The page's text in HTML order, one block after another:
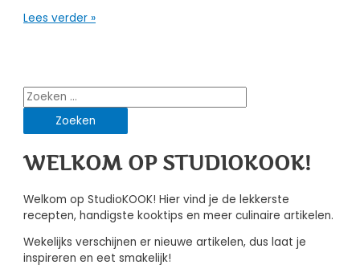
Tomatensalade
pesto
Lees verder »
Zoeken
naar:
WELKOM OP STUDIOKOOK!
Welkom op StudioKOOK! Hier vind je de lekkerste
recepten, handigste kooktips en meer culinaire artikelen.
Wekelijks verschijnen er nieuwe artikelen, dus laat je
inspireren en eet smakelijk!